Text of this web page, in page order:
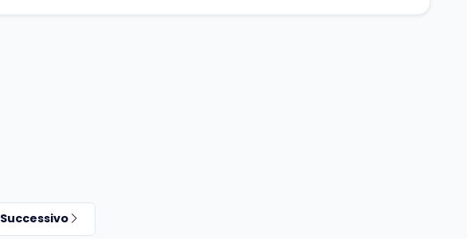
Successivo